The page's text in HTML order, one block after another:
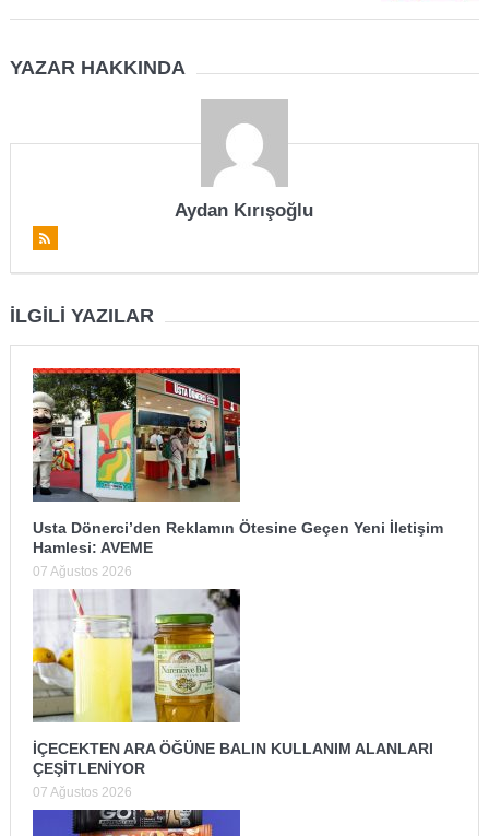
YAZAR HAKKINDA
Aydan Kırışoğlu
İLGILI YAZILAR
Usta Dönerci’den Reklamın Ötesine Geçen Yeni İletişim
Hamlesi: AVEME
07 Ağustos 2026
İÇECEKTEN ARA ÖĞÜNE BALIN KULLANIM ALANLARI
ÇEŞİTLENİYOR
07 Ağustos 2026